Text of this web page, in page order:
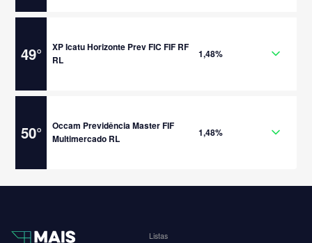
49°
XP Icatu Horizonte Prev FIC FIF RF
RL
1,48%
50°
Occam Previdência Master FIF
Multimercado RL
1,48%
Listas